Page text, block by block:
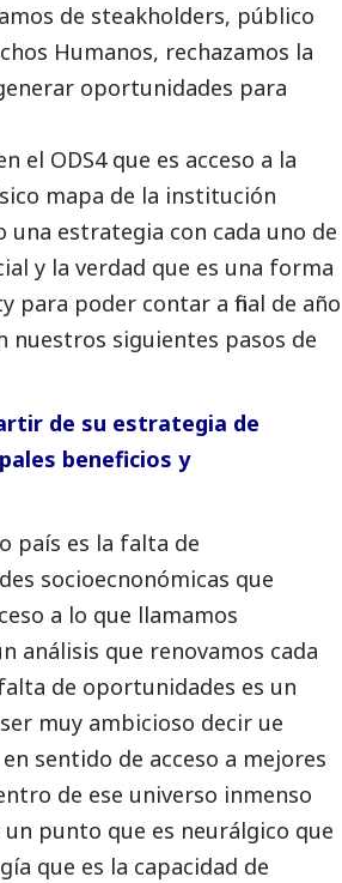
de steakholders, público
Humanos, rechazamos la
oportunidades para
el ODS4 que es acceso a la
mapa de la institución
una estrategia con cada uno de
y la verdad que es una forma
poder contar a final de año
nuestros siguientes pasos de
de su estrategia de
beneficios y
país es la falta de
socioecnonómicas que
a lo que llamamos
análisis que renovamos cada
de oportunidades es un
muy ambicioso decir ue
sentido de acceso a mejores
de ese universo inmenso
punto que es neurálgico que
que es la capacidad de